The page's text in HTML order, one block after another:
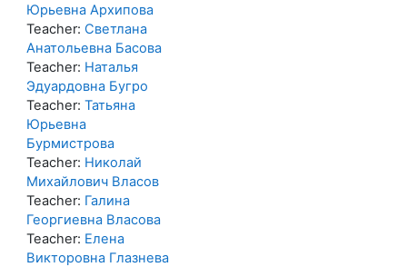
Юрьевна Архипова
Teacher: Светлана
Анатольевна Басова
Teacher: Наталья
Эдуардовна Бугро
Teacher: Татьяна
Юрьевна
Бурмистрова
Teacher: Николай
Михайлович Власов
Teacher: Галина
Георгиевна Власова
Teacher: Елена
Викторовна Глазнева